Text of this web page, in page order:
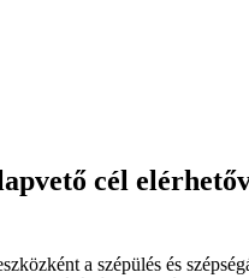
cél
a szépülés és